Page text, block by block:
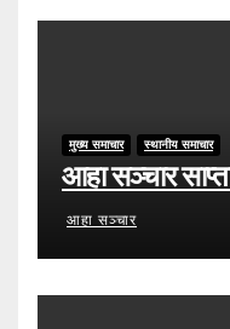
मुख्य समाचार स्थानीय समाचार
आहा सञ्चार
आहा सञ्चार